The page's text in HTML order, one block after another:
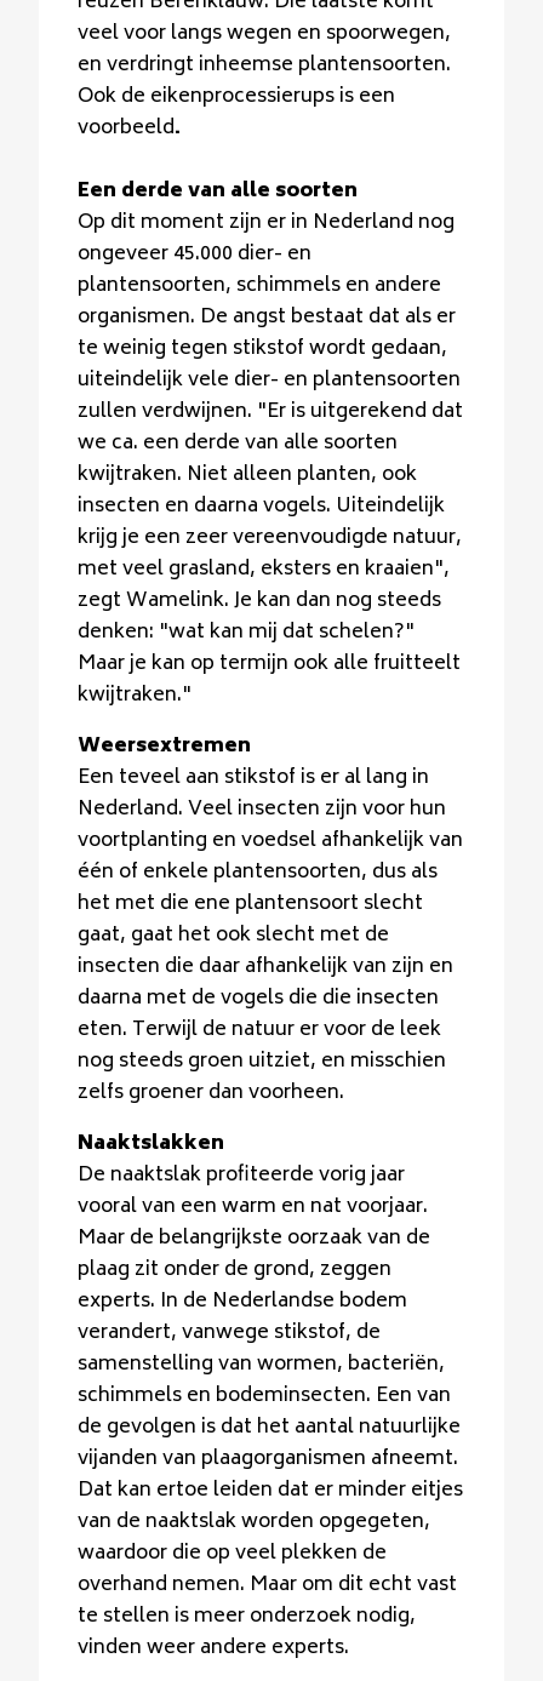
veel voor langs wegen en spoorwegen,
en verdringt inheemse plantensoorten.
Ook de eikenprocessierups is een
voorbeeld.
Een derde van alle soorten
Op dit moment zijn er in Nederland nog
ongeveer 45.000 dier- en
plantensoorten, schimmels en andere
organismen. De angst bestaat dat als er
te weinig tegen stikstof wordt gedaan,
uiteindelijk vele dier- en plantensoorten
zullen verdwijnen. "Er is uitgerekend dat
we ca. een derde van alle soorten
kwijtraken. Niet alleen planten, ook
insecten en daarna vogels. Uiteindelijk
krijg je een zeer vereenvoudigde natuur,
met veel grasland, eksters en kraaien",
zegt Wamelink. Je kan dan nog steeds
denken: "wat kan mij dat schelen?"
Maar je kan op termijn ook alle fruitteelt
kwijtraken."
Weersextremen
Een teveel aan stikstof is er al lang in
Nederland. Veel insecten zijn voor hun
voortplanting en voedsel afhankelijk van
één of enkele plantensoorten, dus als
het met die ene plantensoort slecht
gaat, gaat het ook slecht met de
insecten die daar afhankelijk van zijn en
daarna met de vogels die die insecten
eten. Terwijl de natuur er voor de leek
nog steeds groen uitziet, en misschien
zelfs groener dan voorheen.
Naaktslakken
De naaktslak profiteerde vorig jaar
vooral van een warm en nat voorjaar.
Maar de belangrijkste oorzaak van de
plaag zit onder de grond, zeggen
experts. In de Nederlandse bodem
verandert, vanwege stikstof, de
samenstelling van wormen, bacteriën,
schimmels en bodeminsecten. Een van
de gevolgen is dat het aantal natuurlijke
vijanden van plaagorganismen afneemt.
Dat kan ertoe leiden dat er minder eitjes
van de naaktslak worden opgegeten,
waardoor die op veel plekken de
overhand nemen. Maar om dit echt vast
te stellen is meer onderzoek nodig,
vinden weer andere experts.